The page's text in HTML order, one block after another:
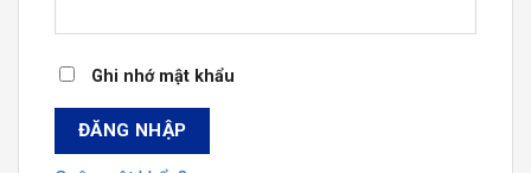
Ghi nhớ mật khẩu
ĐĂNG NHẬP